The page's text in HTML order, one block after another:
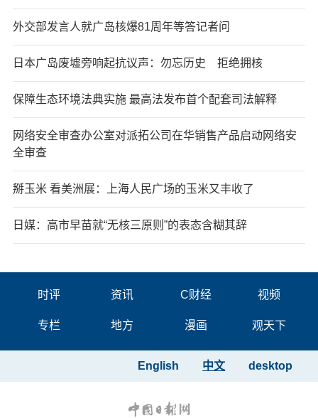
外交部发言人就广岛核爆81周年等答记者问
日本广岛废墟旁响起抗议声：勿忘历史 拒绝拥核
保障生态环境法典实施 最高法发布首个配套司法解释
网络安全审查办公室对派拓公司在华销售产品启动网络安
全审查
掰玉米 看美洲展：上海人民广场的玉米又丰收了
日媒：高市早苗就“无核三原则”的表态含糊其辞
时评 资讯 C财经 视频
专栏 地方 漫画 观天下
desktop
中文
English